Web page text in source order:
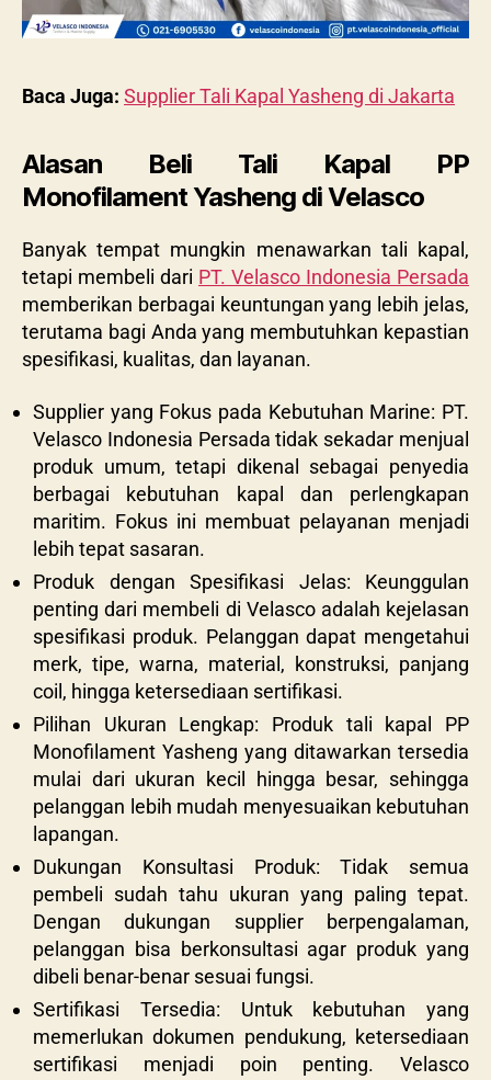
Baca Juga: Supplier Tali Kapal Yasheng di Jakarta
Alasan Beli Tali Kapal PP
Monofilament Yasheng di Velasco
Banyak tempat mungkin menawarkan tali kapal,
tetapi membeli dari PT. Velasco Indonesia Persada
memberikan berbagai keuntungan yang lebih jelas,
terutama bagi Anda yang membutuhkan kepastian
spesifikasi, kualitas, dan layanan.
Supplier yang Fokus pada Kebutuhan Marine: PT.
Velasco Indonesia Persada tidak sekadar menjual
produk umum, tetapi dikenal sebagai penyedia
berbagai kebutuhan kapal dan perlengkapan
maritim. Fokus ini membuat pelayanan menjadi
lebih tepat sasaran.
Produk dengan Spesifikasi Jelas: Keunggulan
penting dari membeli di Velasco adalah kejelasan
spesifikasi produk. Pelanggan dapat mengetahui
merk, tipe, warna, material, konstruksi, panjang
coil, hingga ketersediaan sertifikasi.
Pilihan Ukuran Lengkap: Produk tali kapal PP
Monofilament Yasheng yang ditawarkan tersedia
mulai dari ukuran kecil hingga besar, sehingga
pelanggan lebih mudah menyesuaikan kebutuhan
lapangan.
Dukungan Konsultasi Produk: Tidak semua
pembeli sudah tahu ukuran yang paling tepat.
Dengan dukungan supplier berpengalaman,
pelanggan bisa berkonsultasi agar produk yang
dibeli benar-benar sesuai fungsi.
Sertifikasi Tersedia: Untuk kebutuhan yang
memerlukan dokumen pendukung, ketersediaan
sertifikasi menjadi poin penting. Velasco